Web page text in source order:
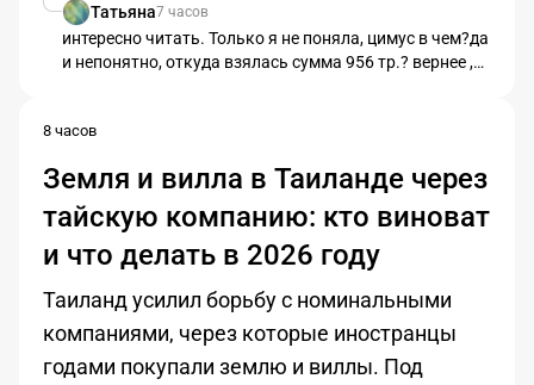
Татьяна7 часов
интересно читать. Только я не поняла, цимус в чем?да
и непонятно, откуда взялась сумма 956 тр.? вернее ,
8 часов
Земля и вилла в Таиланде через
тайскую компанию: кто виноват
и что делать в 2026 году
Таиланд усилил борьбу с номинальными
компаниями, через которые иностранцы
годами покупали землю и виллы. Под